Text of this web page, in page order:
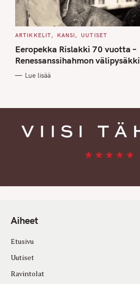
C
T
E
G
O
I
ARTIKKELIT KANSI UUTISET
Eeropekka Rislakki 70 vuotta –
Renessanssihahmon välipysäkki
Lue lisää
Aiheet
Etusivu
Uutiset
Ravintolat